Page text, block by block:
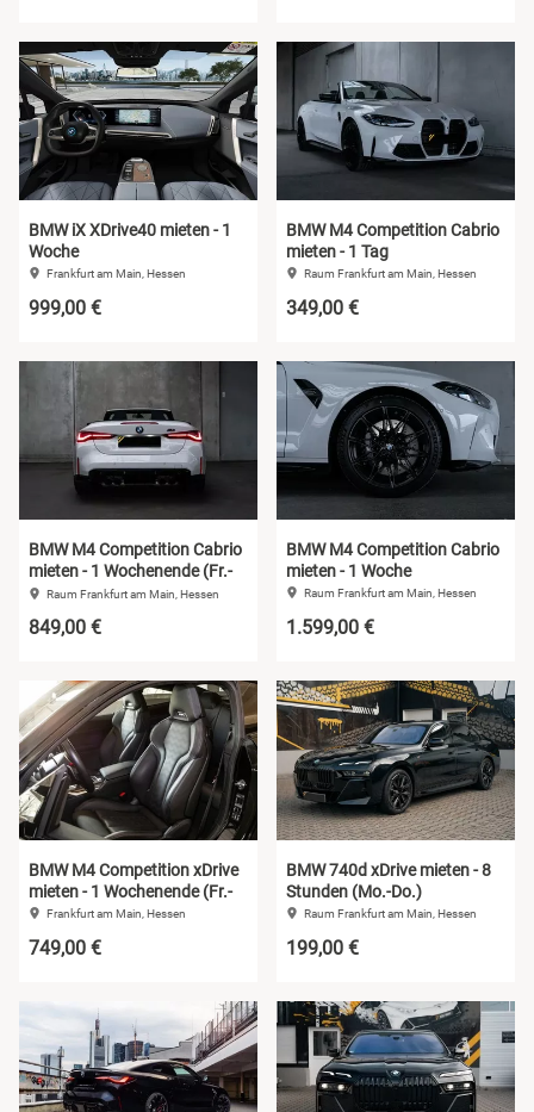
BMW iX XDrive40 mieten - 1
Woche
Frankfurt am Main, Hessen
999,00 €
BMW M4 Competition Cabrio
mieten - 1 Tag
Raum Frankfurt am Main, Hessen
349,00 €
BMW M4 Competition Cabrio
mieten - 1 Wochenende (Fr.-
Mo.)Raum Frankfurt am Main, Hessen
849,00 €
BMW M4 Competition Cabrio
mieten - 1 Woche
Raum Frankfurt am Main, Hessen
1.599,00 €
BMW M4 Competition xDrive
mieten - 1 Wochenende (Fr.-
So.)Frankfurt am Main, Hessen
749,00 €
BMW 740d xDrive mieten - 8
Stunden (Mo.-Do.)
Raum Frankfurt am Main, Hessen
199,00 €